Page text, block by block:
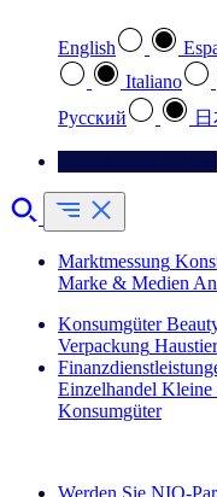
English
Italiano
Pусский
Marktmessung
Marke & Medien
Konsumgüter
Verpackung
Einzelhandel Kleine
Konsumgüter
Werden Sie NIQ-